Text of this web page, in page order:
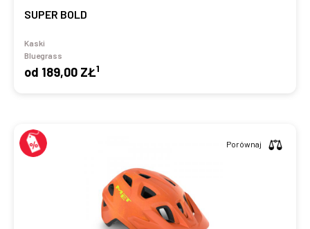
SUPER BOLD
Kaski
Bluegrass
od 189,00 ZŁ1
Porównaj